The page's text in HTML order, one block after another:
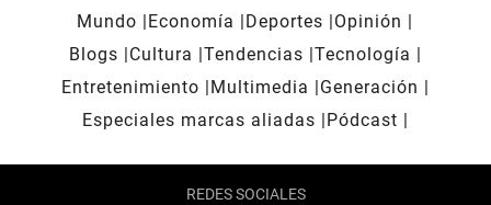
Mundo Economía Deportes
Opinión
Blogs
Cultura Tendencias Tecnología
Entretenimiento
Multimedia
Generación
Especiales marcas aliadas
Pódcast
REDES SOCIALES